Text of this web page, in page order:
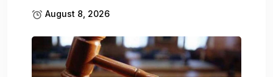
August 8, 2026